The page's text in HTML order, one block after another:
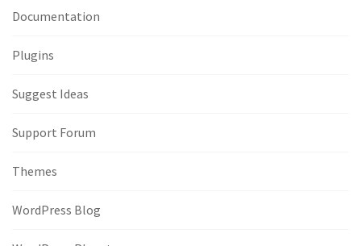
Documentation
Plugins
Suggest Ideas
Support Forum
Themes
WordPress Blog